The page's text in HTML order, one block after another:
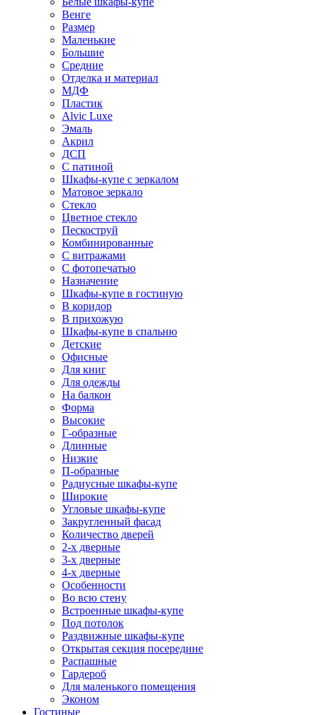
Венге
Размер
Маленькие
Большие
Средние
Отделка и материал
МДФ
Пластик
Alvic Luxe
Эмаль
Акрил
ДСП
С патиной
Шкафы-купе с зеркалом
Матовое зеркало
Стекло
Цветное стекло
Пескоструй
Комбинированные
С витражами
С фотопечатью
Назначение
Шкафы-купе в гостиную
В коридор
В прихожую
Шкафы-купе в спальню
Детские
Офисные
Для книг
Для одежды
На балкон
Форма
Высокие
Г-образные
Длинные
Низкие
П-образные
Радиусные шкафы-купе
Широкие
Угловые шкафы-купе
Закругленный фасад
Количество дверей
2-х дверные
3-х дверные
4-х дверные
Особенности
Во всю стену
Встроенные шкафы-купе
Под потолок
Раздвижные шкафы-купе
Открытая секция посередине
Распашные
Гардероб
Для маленького помещения
Эконом
Гостиные